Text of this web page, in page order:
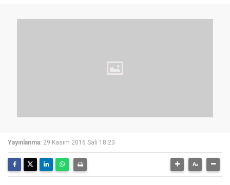
Yayınlanma: 29 Kasım 2016 Salı 18:23